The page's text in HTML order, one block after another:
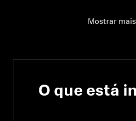
Mostrar mais
O que está